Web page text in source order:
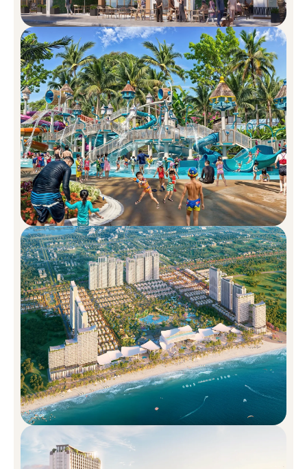
Mặt bằng Blanca City một tác phẩm quy hoạch đô thị đẳng
cấp được thiết kế tỉ mỉ bởi chủ đầu tư Sun Group – tập đoàn
nổi tiếng với những công trình biểu tượng trên khắp Việt Nam.
Trải rộng trên diện tích 96 ha tại thành phố biển Vũng Tàu,
mặt bằng tổng thể Blanca City được quy hoạch theo concept
“East Meet West” – nơi giao thoa giữa văn hóa Đông – Tây,
tạo nên một không gian sống độc đáo và đầy cảm hứng.
SẢN PHẨM DỰ ÁN BLANCA CITY
Blanca City hiện đang cung cấp ra thị trường 2 dòng sản
phẩm chính là thấp tầng và cao tầng. Trong mỗi dòng lại bao
gồm nhiều loại hình biệt thự, căn hộ khác nhau. Cụ thể như
sau: